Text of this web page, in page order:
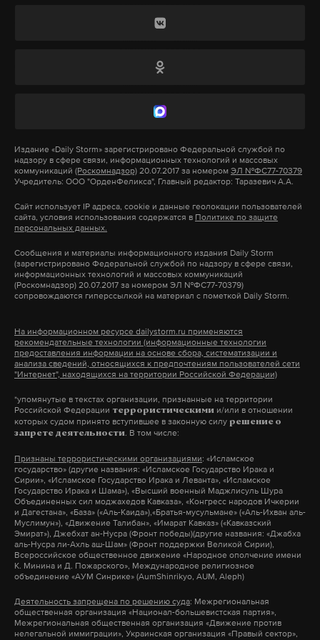
Подпишитесь на Daily Storm в
Фото: © GLOBAL LOOK press/Park Jin-Hee
Он призвал всех пользователей мессенджера
убедиться, что на их устройствах установлена
последняя версия Telegram (4.1), которая более
будущем – как на территории России, так и в
других странах». Кроме того, обновление позволит
более удобно администрировать большие группы
ВблогеTelegram сообщается, что в новую версию
серверов по протоколам SOCKS5, которую
разработчики называют «инструментом борьбы с
цензурой». Опция появилась в разделе настроек
Data and Storage. Параметры прокси-серверов
можно пересылать друг другу с помощью ссылки.
Кроме того, в версии 4.1 увеличено максимальное
количество участников супергрупп — с 5 до 10
тысяч человек.
Ранее, 28 июня, Дуров заявил, что вся
Издание «Daily Storm» зарегистрировано Федеральной службой по
надзору в сфере связи, информационных технологий и массовых
коммуникаций (Роскомнадзор) 20.07.2017 за номером ЭЛ №ФС77-70379
Учредитель: ООО "ОрденФеликса", Главный редактор: Таразевич А.А.
Сайт использует IP адреса, cookie и данные геолокации пользователей
сайта, условия использования содержатся в Политике по защите
персональных данных.
Сообщения и материалы информационного издания Daily Storm
(зарегистрировано Федеральной службой по надзору в сфере связи,
информационных технологий и массовых коммуникаций
(Роскомнадзор) 20.07.2017 за номером ЭЛ №ФС77-70379)
сопровождаются гиперссылкой на материал с пометкой Daily Storm.
На информационном ресурсе dailystorm.ru применяются
рекомендательные технологии (информационные технологии
предоставления информации на основе сбора, систематизации и
анализа сведений, относящихся к предпочтениям пользователей сети
"Интернет", находящихся на территории Российской Федерации)
*упомянутые в текстах организации, признанные на территории
Российской Федерации террористическими и/или в отношении
которых судом принято вступившее в законную силу решение о
запрете деятельности. В том числе:
Признаны террористическими организациями: «Исламское
государство» (другие названия: «Исламское Государство Ирака и
Сирии», «Исламское Государство Ирака и Леванта», «Исламское
Государство Ирака и Шама»), «Высший военный Маджлисуль Шура
Объединенных сил моджахедов Кавказа», «Конгресс народов Ичкерии
и Дагестана», «База» («Аль-Каида»),«Братья-мусульмане» («Аль-Ихван аль-
Муслимун»), «Движение Талибан», «Имарат Кавказ» («Кавказский
Эмират»), Джебхат ан-Нусра (Фронт победы)(другие названия: «Джабха
аль-Нусра ли-Ахль аш-Шам» (Фронт поддержки Великой Сирии),
Всероссийское общественное движение «Народное ополчение имени
К. Минина и Д. Пожарского», Международное религиозное
объединение «АУМ Синрике» (AumShinrikyo, AUM, Aleph)
Деятельность запрещена по решению суда: Межрегиональная
общественная организация «Национал-большевистская партия»,
Межрегиональная общественная организация «Движение против
нелегальной иммиграции», Украинская организация «Правый сектор»,